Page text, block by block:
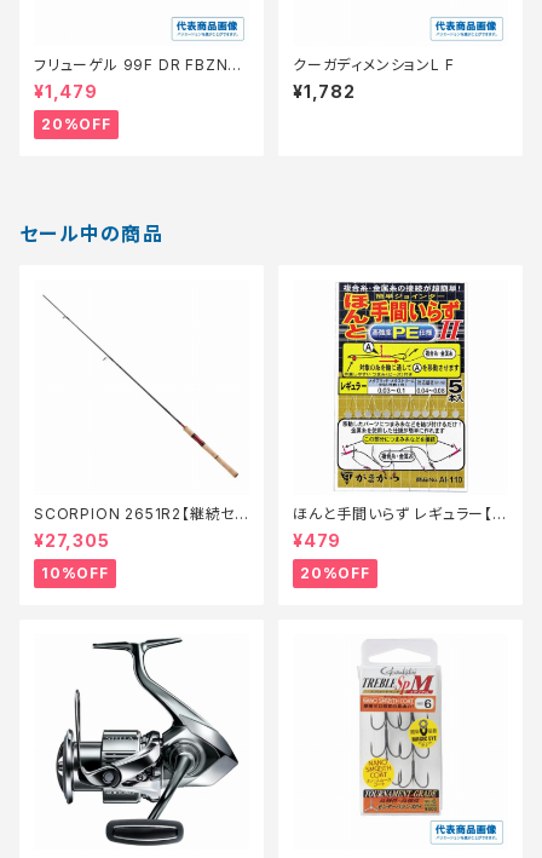
フリューゲル 99F DR FBZN−B
99V【特価ルアー】【20】
¥1,479
20%OFF
クーガディメンションL F
¥1,782
セール中の商品
SCORPION 2651R2【継続セ
ール_ロッド】【10】
¥27,305
10%OFF
ほんと手間いらず レギュラー【特
価仕掛】【20】
¥479
20%OFF